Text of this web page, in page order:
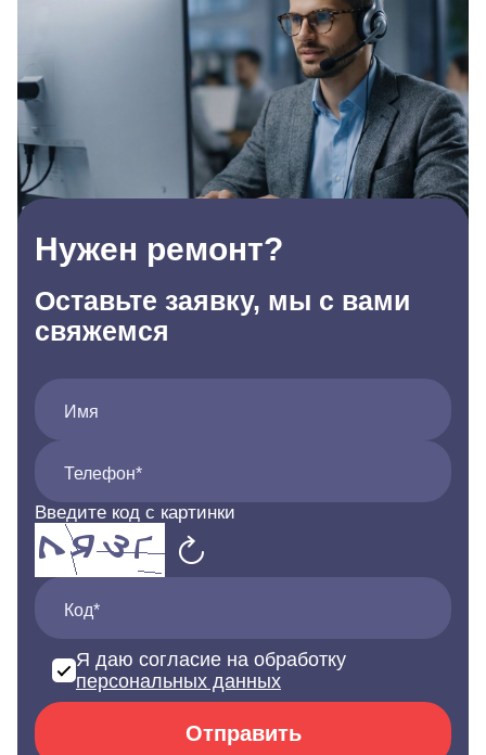
Нужен ремонт?
Оставьте заявку, мы с вами
свяжемся
Имя
Телефон*
Введите код с картинки
Код*
Я даю согласие на обработку
персональных данных
Отправить